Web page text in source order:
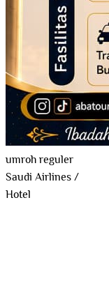
umroh reguler
Saudi Airlines/
Hotel